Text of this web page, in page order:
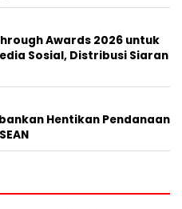
Awards 2026 untuk
Sosial, Distribusi Siaran
Hentikan Pendanaan